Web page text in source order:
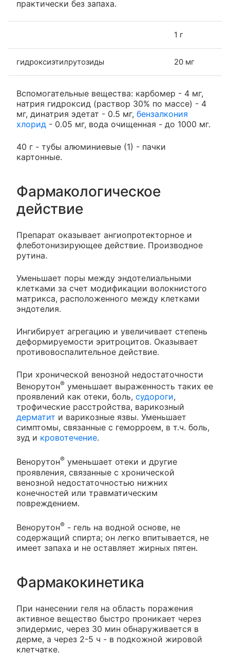
практически без запаха.
1 г
гидроксиэтилрутозиды 20 мг
Вспомогательные вещества: карбомер - 4 мг,
натрия гидроксид (раствор 30% по массе) - 4
мг, динатрия эдетат - 0.5 мг, бензалкония
хлорид - 0.05 мг, вода очищенная - до 1000 мг.
40 г - тубы алюминиевые (1) - пачки
картонные.
Фармакологическое
действие
Препарат оказывает ангиопротекторное и
флеботонизирующее действие. Производное
рутина.
Уменьшает поры между эндотелиальными
клетками за счет модификации волокнистого
матрикса, расположенного между клетками
эндотелия.
Ингибирует агрегацию и увеличивает степень
деформируемости эритроцитов. Оказывает
противовоспалительное действие.
При хронической венозной недостаточности
Венорутон® уменьшает выраженность таких ее
проявлений как отеки, боль, судороги,
трофические расстройства, варикозный
дерматит и варикозные язвы. Уменьшает
симптомы, связанные с геморроем, в т.ч. боль,
зуд и кровотечение.
Венорутон® уменьшает отеки и другие
проявления, связанные с хронической
венозной недостаточностью нижних
конечностей или травматическим
повреждением.
Венорутон® - гель на водной основе, не
содержащий спирта; он легко впитывается, не
имеет запаха и не оставляет жирных пятен.
Фармакокинетика
При нанесении геля на область поражения
активное вещество быстро проникает через
эпидермис, через 30 мин обнаруживается в
дерме, а через 2-5 ч - в подкожной жировой
клетчатке.